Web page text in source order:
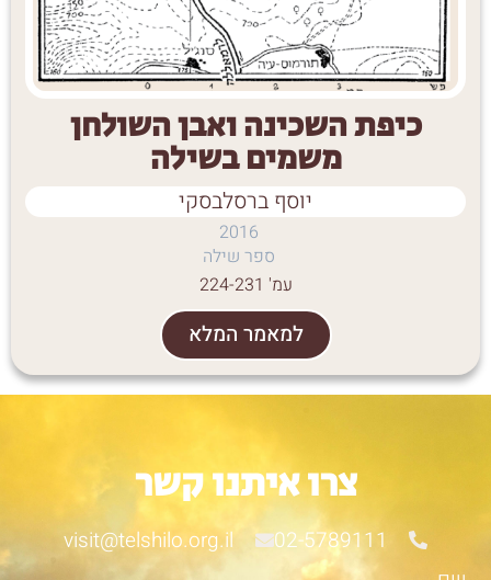
כיפת השכינה ואבן השולחן
משמים בשילה
יוסף ברסלבסקי
2016
ספר שילה
עמ' 224-231
למאמר המלא
צרו איתנו קשר
02-5789111
visit@telshilo.org.il